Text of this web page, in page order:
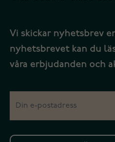
Vi skickar nyhetsbrev
nyhetsbrevet kan du
våra erbjudanden och